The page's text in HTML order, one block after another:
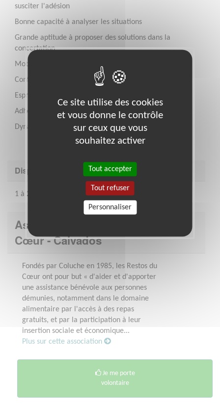
susciter l'adésion
Bonne capacité à analyser les situations
Grande aptitude à proposer des solutions dans la
concertation
Mobilité
Confidentialité
Esprit d'équipe
Adhésion aux valeurs des Restos
Dynamique
Disponibilité demandée
1 à 2 journées par semaine
Association : Les Restaurants du
Cœur - Calvados
Fondés par Coluche en 1985, les Restos du
Cœur ont pour but « d'aider et d'apporter
une assistance bénévole aux personnes
démunies, notamment dans le domaine
alimentaire par l'accès à des repas
gratuits, et par la participation à leur
insertion sociale et économique...
Plus sur cette association
Je me porte
volontaire
Ce site utilise des cookies
et vous donne le contrôle
sur ceux que vous
souhaitez activer
Tout accepter
Tout refuser
Personnaliser